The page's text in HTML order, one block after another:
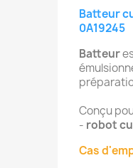
Batteur
0A19245
Batteur
Conçu
- robot
Cas